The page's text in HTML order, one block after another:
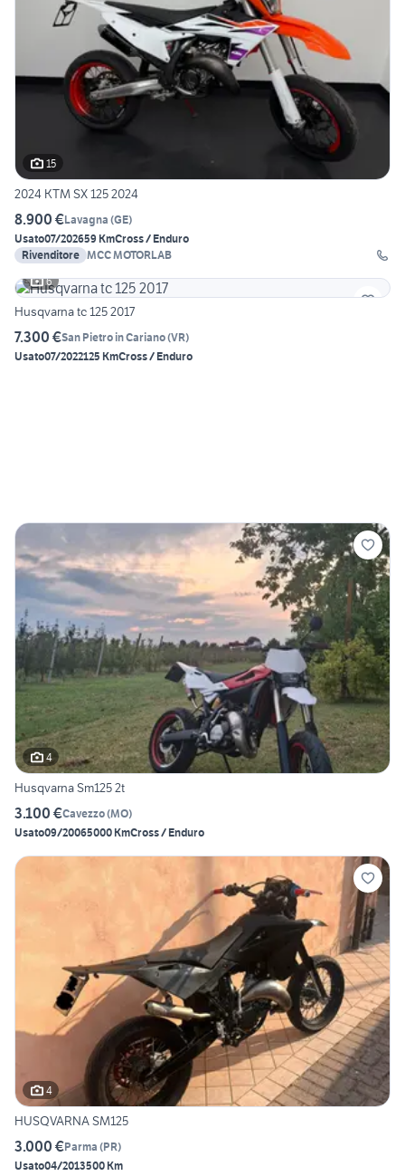
15
2024 KTM SX 125 2024
8.900 €Lavagna (GE)
Usato07/202659 KmCross / Enduro
Rivenditore MCC MOTORLAB
6
Husqvarna tc 125 2017
7.300 €San Pietro in Cariano(VR)
Usato07/2022125 KmCross / Enduro
4
Husqvarna Sm125 2t
3.100 €Cavezzo(MO)
Usato09/20065000 KmCross / Enduro
4
HUSQVARNA SM125
3.000 €Parma (PR)
Usato04/2013500 Km